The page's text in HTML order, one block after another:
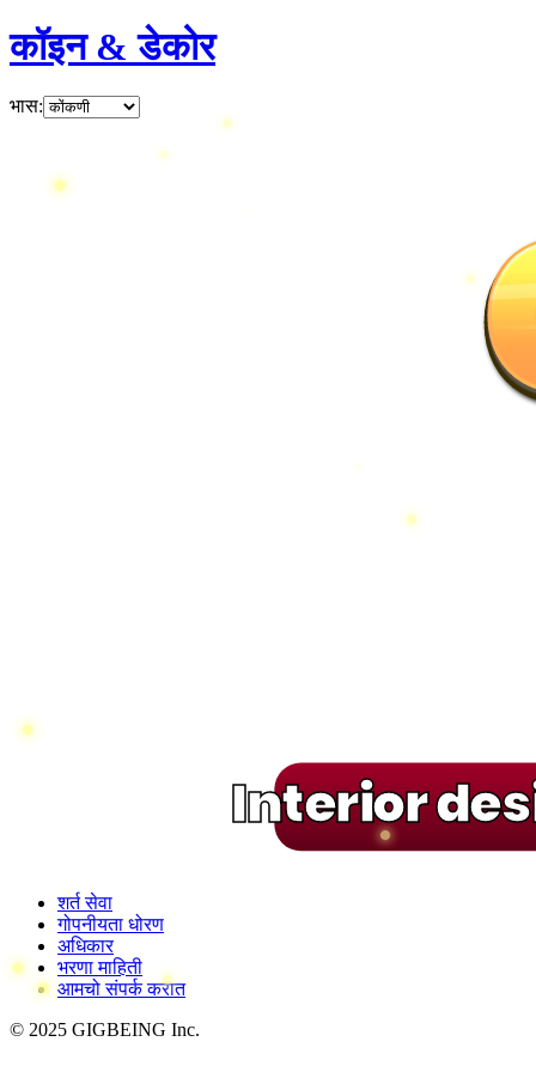
कॉइन & डेकोर
भास:
Interior
शर्त सेवा
गोपनीयता धोरण
अधिकार
भरणा माहिती
आमचो संपर्क करात
© 2025 GIGBEING Inc.